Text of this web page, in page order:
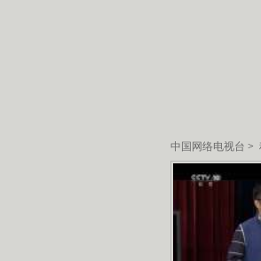
中国网络电视台 >